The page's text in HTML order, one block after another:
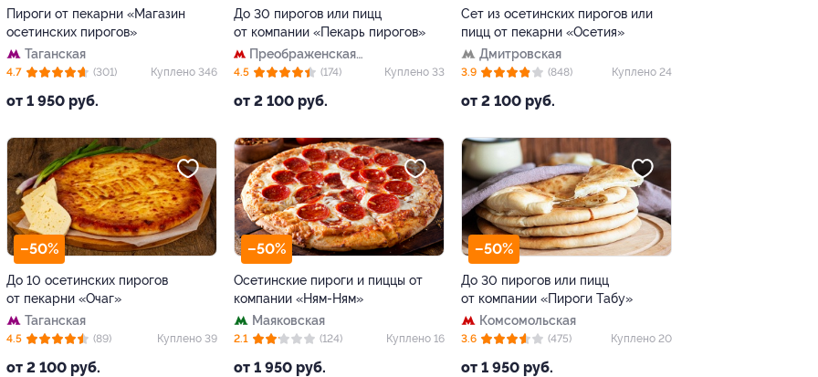
Пироги от пекарни «Магазин
осетинских пирогов»
Таганская
от 1 950 руб.
4.7 (301) Куплено 346
До 30 пирогов или пицц
от компании «Пекарь пирогов»
Преображенская
площадь
от 2 100 руб.
4.5 (174) Куплено 33
Сет из осетинских пирогов или
пицц от пекарни «Осетия»
Дмитровская
от 2 100 руб.
3.9 (848) Куплено 24
–50%
До 10 осетинских пирогов
от пекарни «Очаг»
Таганская
от 2 100 руб.
4.5 (89) Куплено 39
–50%
Осетинские пироги и пиццы от
компании «Ням-Ням»
Маяковская
от 1 950 руб.
2.1 (124) Куплено 16
–50%
До 30 пирогов или пицц
от компании «Пироги Табу»
Комсомольская
от 1 950 руб.
3.6 (475) Куплено 20